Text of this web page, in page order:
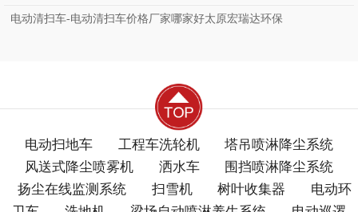
电动清扫车-电动清扫车价格厂家哪家好太原宏瑞达环保
电动扫地车 工程车洗轮机
塔吊喷淋降尘系统
风送式降尘喷雾机
洒水车
围挡喷淋降尘系统
扬尘在线监测系统
扫雪机 树叶收集器
电动环